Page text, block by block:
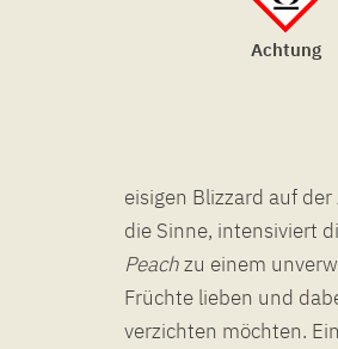
Achtung
die Sinne, intensiviert
Peachzu einem
Früchte lieben und
verzichten möchten.